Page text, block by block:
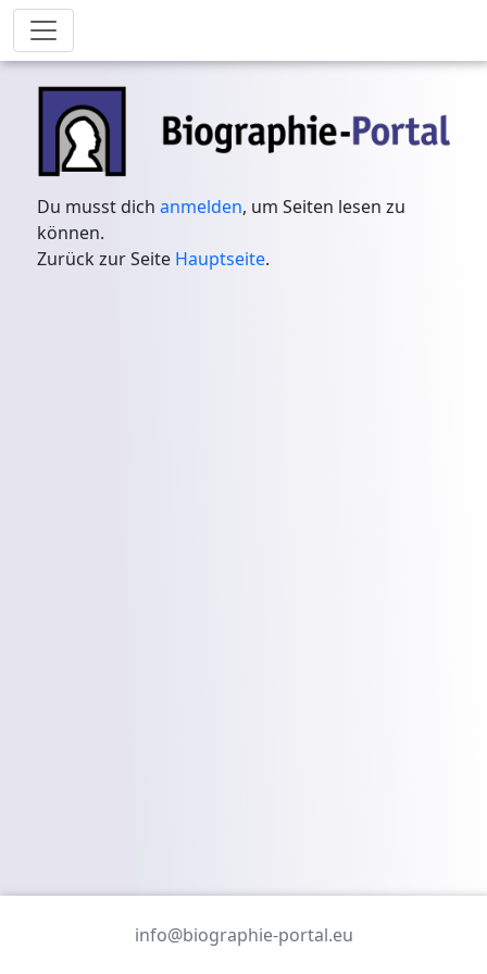
Du musst dichanmelden, um Seiten lesen zu
können.
Zurück zur Seite Hauptseite.
info@biographie-portal.eu